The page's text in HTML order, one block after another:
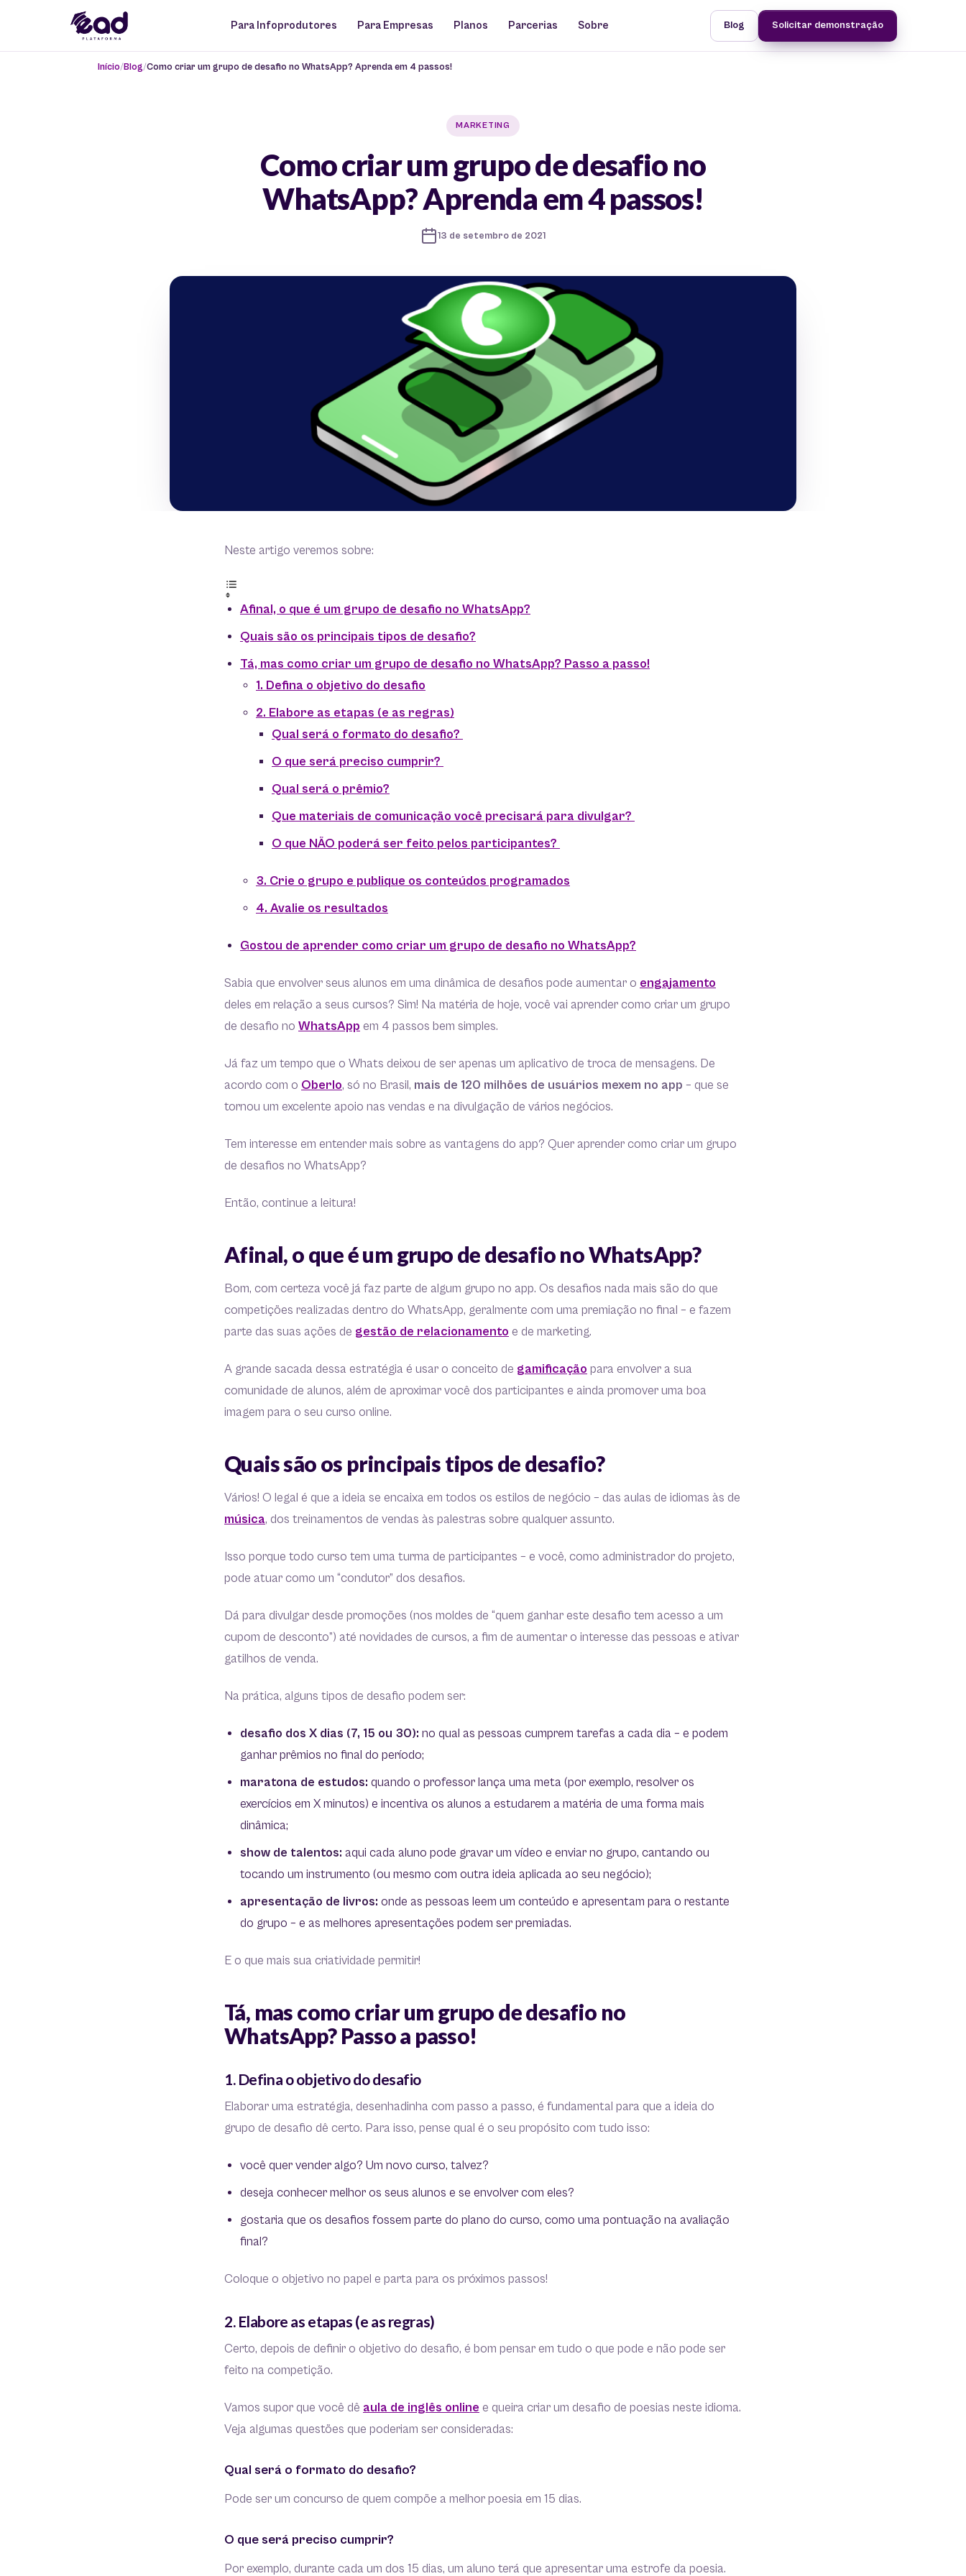
Para Infoprodutores Para Empresas Planos Parcerias Sobre Blog Solicitar demonstração
Início Blog Como criar um grupo de desafio no WhatsApp? Aprenda em 4 passos!
MARKETING
Como criar um grupo de desafio no
WhatsApp? Aprenda em 4 passos!
13 de setembro de 2021
Neste artigo veremos sobre:
Afinal, o que é um grupo de desafio no WhatsApp?
Quais são os principais tipos de desafio?
Tá, mas como criar um grupo de desafio no WhatsApp? Passo a passo!
1. Defina o objetivo do desafio
2. Elabore as etapas (e as regras)
Qual será o formato do desafio?
O que será preciso cumprir?
Qual será o prêmio?
Que materiais de comunicação você precisará para divulgar?
O que NÃO poderá ser feito pelos participantes?
3. Crie o grupo e publique os conteúdos programados
4. Avalie os resultados
Gostou de aprender como criar um grupo de desafio no WhatsApp?
Sabia que envolver seus alunos em uma dinâmica de desafios pode aumentar o engajamento
deles em relação a seus cursos? Sim! Na matéria de hoje, você vai aprender como criar um grupo
de desafio no WhatsApp em 4 passos bem simples.
Já faz um tempo que o Whats deixou de ser apenas um aplicativo de troca de mensagens. De
acordo com o Oberlo, só no Brasil, mais de 120 milhões de usuários mexem no app – que se
tornou um excelente apoio nas vendas e na divulgação de vários negócios.
Tem interesse em entender mais sobre as vantagens do app? Quer aprender como criar um grupo
de desafios no WhatsApp?
Então, continue a leitura!
Afinal, o que é um grupo de desafio no WhatsApp?
Bom, com certeza você já faz parte de algum grupo no app. Os desafios nada mais são do que
competições realizadas dentro do WhatsApp, geralmente com uma premiação no final – e fazem
parte das suas ações de gestão de relacionamento e de marketing.
A grande sacada dessa estratégia é usar o conceito de gamificação para envolver a sua
comunidade de alunos, além de aproximar você dos participantes e ainda promover uma boa
imagem para o seu curso online.
Quais são os principais tipos de desafio?
Vários! O legal é que a ideia se encaixa em todos os estilos de negócio – das aulas de idiomas às de
música, dos treinamentos de vendas às palestras sobre qualquer assunto.
Isso porque todo curso tem uma turma de participantes – e você, como administrador do projeto,
pode atuar como um “condutor” dos desafios.
Dá para divulgar desde promoções (nos moldes de “quem ganhar este desafio tem acesso a um
cupom de desconto”) até novidades de cursos, a fim de aumentar o interesse das pessoas e ativar
gatilhos de venda.
Na prática, alguns tipos de desafio podem ser:
desafio dos X dias (7, 15 ou 30): no qual as pessoas cumprem tarefas a cada dia – e podem
ganhar prêmios no final do período;
maratona de estudos: quando o professor lança uma meta (por exemplo, resolver os
exercícios em X minutos) e incentiva os alunos a estudarem a matéria de uma forma mais
dinâmica;
show de talentos: aqui cada aluno pode gravar um vídeo e enviar no grupo, cantando ou
tocando um instrumento (ou mesmo com outra ideia aplicada ao seu negócio);
apresentação de livros: onde as pessoas leem um conteúdo e apresentam para o restante
do grupo – e as melhores apresentações podem ser premiadas.
E o que mais sua criatividade permitir!
Tá, mas como criar um grupo de desafio no
WhatsApp? Passo a passo!
1. Defina o objetivo do desafio
Elaborar uma estratégia, desenhadinha com passo a passo, é fundamental para que a ideia do
grupo de desafio dê certo. Para isso, pense qual é o seu propósito com tudo isso:
você quer vender algo? Um novo curso, talvez?
deseja conhecer melhor os seus alunos e se envolver com eles?
gostaria que os desafios fossem parte do plano do curso, como uma pontuação na avaliação
final?
Coloque o objetivo no papel e parta para os próximos passos!
2. Elabore as etapas (e as regras)
Certo, depois de definir o objetivo do desafio, é bom pensar em tudo o que pode e não pode ser
feito na competição.
Vamos supor que você dê aula de inglês online e queira criar um desafio de poesias neste idioma.
Veja algumas questões que poderiam ser consideradas:
Qual será o formato do desafio?
Pode ser um concurso de quem compõe a melhor poesia em 15 dias.
O que será preciso cumprir?
Por exemplo, durante cada um dos 15 dias, um aluno terá que apresentar uma estrofe da poesia.